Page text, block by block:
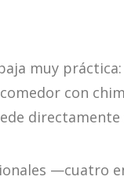
muy
con
—cuatro